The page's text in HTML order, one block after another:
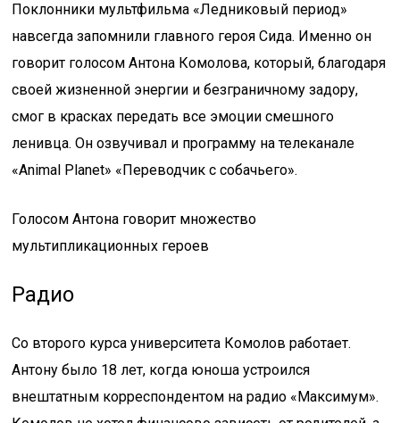
Поклонники мультфильма «Ледниковый период»
навсегда запомнили главного героя Сида. Именно он
говорит голосом Антона Комолова, который, благодаря
своей жизненной энергии и безграничному задору,
смог в красках передать все эмоции смешного
ленивца. Он озвучивал и программу на телеканале
«Animal Planet» «Переводчик с собачьего».
Голосом Антона говорит множество
мультипликационных героев
Радио
Со второго курса университета Комолов работает.
Антону было 18 лет, когда юноша устроился
внештатным корреспондентом на радио «Максимум».